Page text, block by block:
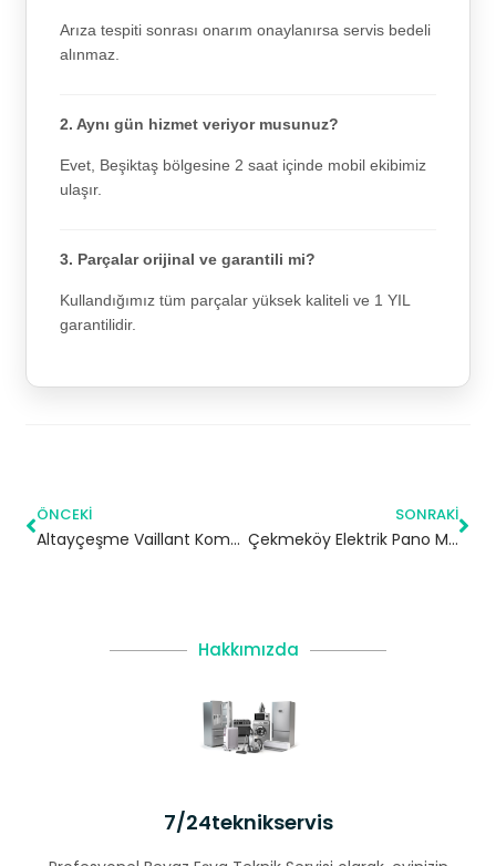
Arıza tespiti sonrası onarım onaylanırsa servis bedeli
alınmaz.
2. Aynı gün hizmet veriyor musunuz?
Evet, Beşiktaş bölgesine 2 saat içinde mobil ekibimiz
ulaşır.
3. Parçalar orijinal ve garantili mi?
Kullandığımız tüm parçalar yüksek kaliteli ve 1 YIL
garantilidir.
ÖNCEKI
Altayçeşme Vaillant Kombi Servisi – Maltepe Yetkili Servis
SONRAKI
Çekmeköy Elektrik Pano Montajı | İstanbul
Hakkımızda
7/24teknikservis